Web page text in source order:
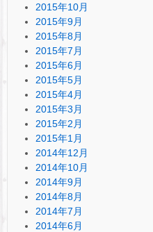
2015年10月
2015年9月
2015年8月
2015年7月
2015年6月
2015年5月
2015年4月
2015年3月
2015年2月
2015年1月
2014年12月
2014年10月
2014年9月
2014年8月
2014年7月
2014年6月